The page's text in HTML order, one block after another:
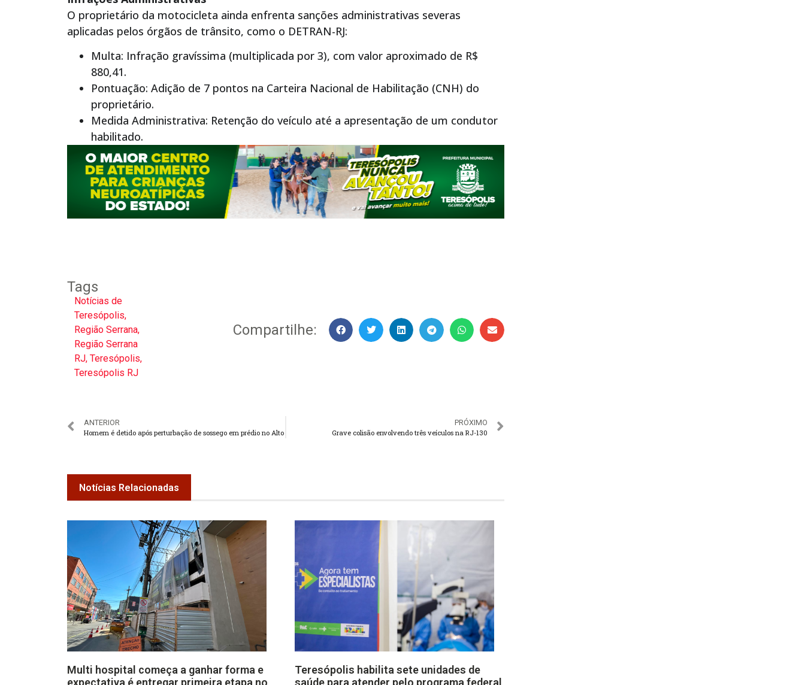
O proprietário da motocicleta ainda enfrenta sanções administrativas severas
aplicadas pelos órgãos de trânsito, como o DETRAN-RJ:
Multa: Infração gravíssima (multiplicada por 3), com valor aproximado de R$
880,41.
Pontuação: Adição de 7 pontos na Carteira Nacional de Habilitação (CNH) do
proprietário.
Medida Administrativa: Retenção do veículo até a apresentação de um condutor
habilitado.
Tags
Notícias de
Teresópolis,
Região Serrana,
Região Serrana
RJ, Teresópolis,
Teresópolis RJ
Compartilhe:
ANTERIOR
Homem é detido após perturbação de sossego em prédio no Alto
PRÓXIMO
Grave colisão envolvendo três veículos na RJ-130
Notícias Relacionadas
Multi hospital começa a ganhar forma e
expectativa é entregar primeira etapa no
Teresópolis habilita sete unidades de
saúde para atender pelo programa federal